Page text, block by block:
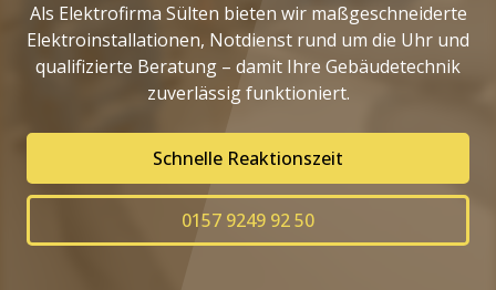
Als Elektrofirma Sülten bieten wir maßgeschneiderte
Elektroinstallationen, Notdienst rund um die Uhr und
qualifizierte Beratung – damit Ihre Gebäudetechnik
zuverlässig funktioniert.
Schnelle Reaktionszeit
0157 9249 92 50